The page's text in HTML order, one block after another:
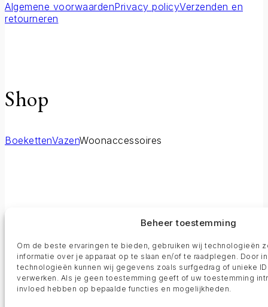
Beheer toestemming
Om de beste ervaringen te bieden, gebruiken wij technologieën
informatie over je apparaat op te slaan en/of te raadplegen. Door
technologieën kunnen wij gegevens zoals surfgedrag of unieke
verwerken. Als je geen toestemming geeft of uw toestemming
invloed hebben op bepaalde functies en mogelijkheden.
Algemene voorwaardenPrivacy policyVerzenden en
retourneren
Shop
BoekettenVazenWoonaccessoires
About